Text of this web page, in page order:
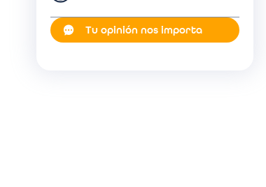
Tu opinión nos importa